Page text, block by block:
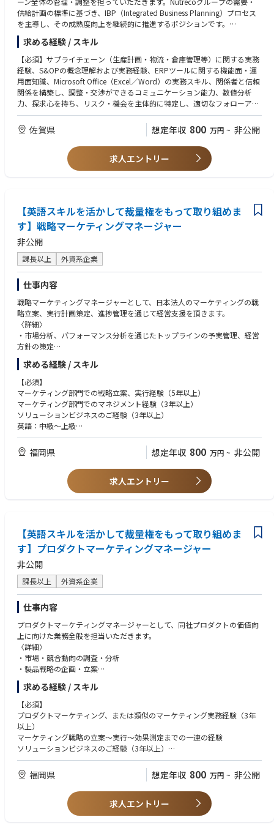
供給計画の標準に基づき、IBP（Integrated Business Planning）プロセス
を主導し、その成熟度向上を継続的に推進するポジションです。
〈詳細〉
需要＆供給戦略および計画の立案・実行／IBP（統合型ビジネス・サプラ
イ計画）プロセスおよび月次サイクルを主導／生産・供給・在庫計画の管
理／在庫およびWorking capitalの管理・最適化／KPI管理および継続的改
善の推進／SCMチームの育成・マネジメントおよびリーダーシップの発揮
／品質・HSE（健康・安全・環境）に関するコンプライアンスの遵守
求める経験 / スキル
【必須】サプライチェーン（生産計画・物流・倉庫管理等）に関する実務
経験、S&OPの概念理解および実務経験、ERPツールに関する機能面・運
用面知識、Microsoft Office（Excel／Word）の実務スキル、関係者と信頼
関係を構築し、調整・交渉ができるコミュニケーション能力、数値分析
力、探求心を持ち、リスク・機会を主体的に特定し、適切なフォローアッ
プを行う能力、SCMチームのマネジメント経験
【歓迎】カスタマーサービス・物流・営業いずれかの業務経験、Infor M3
の知識をお持ちの方
佐賀県 想定年収 800 万円 ~ 非公開
求人エントリー
【英語スキルを活かして裁量権をもって取り組めま
す】戦略マーケティングマネージャー
非公開
課長以上 外資系企業
仕事内容
戦略マーケティングマネージャーとして、日本法人のマーケティングの戦
略立案、実行計画策定、進捗管理を通じて経営支援を頂きます。
〈詳細〉
・市場分析、パフォーマンス分析を通じたトップラインの予実管理、経営
方針の策定
・戦略立案（Target、Value Proposition、Go To Marketプラン策定）、お
よび進捗管理
・顧客管理システムの構築、運用によるLTV向上
・営業プロセスの構築
・プロモーション施策の企画・実施（SNS、PR、広告、イベント等）
・プライシングスキームの構築、管理による収益性確保
求める経験 / スキル
【必須】
マーケティング部門での戦略立案、実行経験（5年以上）
マーケティング部門でのマネジメント経験（3年以上）
ソリューションビジネスのご経験（3年以上）
英語：中級～上級
【歓迎】
MBA取得者
福岡県 想定年収 800 万円 ~ 非公開
求人エントリー
【英語スキルを活かして裁量権をもって取り組めま
す】プロダクトマーケティングマネージャー
非公開
課長以上 外資系企業
仕事内容
プロダクトマーケティングマネージャーとして、同社プロダクトの価値向
上に向けた業務全般を担当いただきます。
〈詳細〉
・市場・競合動向の調査・分析
・製品戦略の企画・立案
・新製品開発PJの推進（要件定義、開発/製造との調整、試作、評価、販
売）
・新プロダクト情報の社内外リリースにおけるディレクション
・新製品の営業への落とし込み、およびパフォーマンストラッキング
・部下数名のマネジメント
*開発においてはノルウェー本国とのディスカッションを含む
求める経験 / スキル
【必須】
プロダクトマーケティング、または類似のマーケティング実務経験（3年
以上）
マーケティング戦略の立案～実行～効果測定までの一連の経験
ソリューションビジネスのご経験（3年以上）
英語：中級～上級
ピープルマネジメント経験（3年以上）
福岡県 想定年収 800 万円 ~ 非公開
求人エントリー